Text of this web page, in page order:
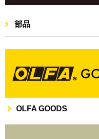
部品
OLFA GOODS